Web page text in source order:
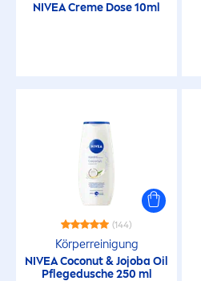
NIVEACreme Dose 10ml
(144)
Körperreinigung
NIVEACoconut & Jojoba Oil
Pflegedusche 250 ml